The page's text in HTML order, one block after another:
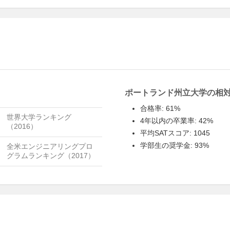
世界大学ランキング
（2016）
全米エンジニアリングプロ
グラムランキング（2017）
ポートランド州立大学の相
合格率: 61%
4年以内の卒業率: 42%
平均SATスコア: 1045
学部生の奨学金: 93%